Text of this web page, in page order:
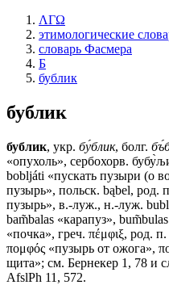
ΛΓΩ
этимологические
словарь Фасмера
Б
бублик
бублик
бублик, укр. бу́блик, болг.
«опухоль», сербохорв.
bobljáti «пускать пузыри (о
пузырь», польск. bąbel, род.
пузырь», в.-луж., н.-луж.
bam̃balas «карапуз»,
«почка», греч. πέμφιξ, род.
πομφός «пузырь от ожога»,
щита»; см. Бернекер 1, 78 и
AfslPh 11, 572.